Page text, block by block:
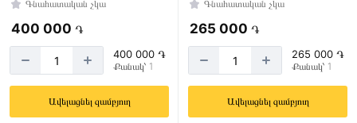
HDMI
քանակ
1
Գնահատական չկա
400 000 ֏
400 000 ֏
Քանակ՝ 1
Ավելացնել զամբյուղ
Գնահատական չկա
265 000 ֏
265 000 ֏
Քանակ՝ 1
Ավելացնել զամբյուղ